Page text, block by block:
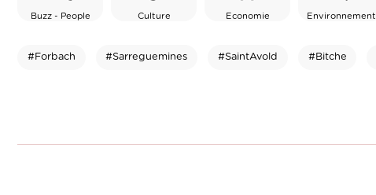
Buzz - People Culture Economie Environnement
#Forbach #Sarreguemines #SaintAvold #Bitche